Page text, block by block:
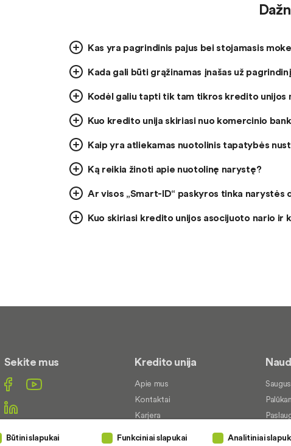
Kas yra pagrindinis pajus bei stojamasis
Kada gali būti grąžinamas įnašas už
Kodėl galiu tapti tik tam tikros kredito unijos
Kuo kredito unija skiriasi nuo komercinio
Kaip yra atliekamas nuotolinis tapatybės
Ką reikia žinoti apie nuotolinę narystę?
Ar visos „Smart-ID“ paskyros tinka narystės
Kuo skiriasi kredito unijos asocijuoto nario ir
Sekite mus
Susisiekite
Kredito unija
Apie mus
Kontaktai
Karjera
Socialinė atsakomybė
Būtini slapukai Funkciniai slapukai Analitiniai